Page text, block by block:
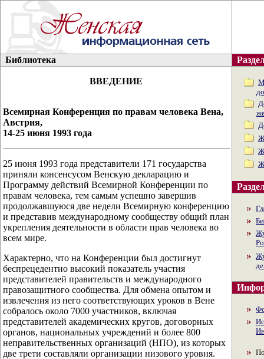
Библиотека
ВВЕДЕНИЕ
Всемирная Конференция по правам человека Вена,
Австрия,
14-25 июня 1993 года
25 июня 1993 года представители 171 государства
приняли консенсусом Венскую декларацию и
Программу действий Всемирной Конференции по
правам человека, тем самым успешно завершив
продолжавшуюся две недели Всемирную конференцию
и представив международному сообществу общий план
укрепления деятельности в области прав человека во
всем мире.
Характерно, что на Конференции был достигнут
беспрецедентно высокий показатель участия
представителей правительств и международного
правозащитного сообщества. Для обмена опытом и
извлечения из него соответствующих уроков в Вене
собралось около 7000 участников, включая
представителей академических кругов, договорных
органов, национальных учреждений и более 800
неправительственных организаций (НПО), из которых
две трети составляли организации низового уровня.